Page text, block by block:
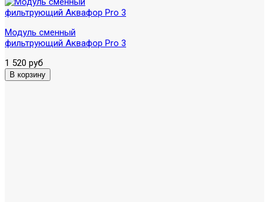
Модуль сменный
фильтрующий Аквафор Pro 3
1 520 руб